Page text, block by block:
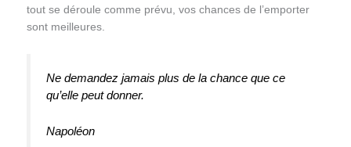
tout se déroule comme prévu, vos chances de l’emporter
sont meilleures.
Ne demandez jamais plus de la chance que ce
qu’elle peut donner.
Napoléon